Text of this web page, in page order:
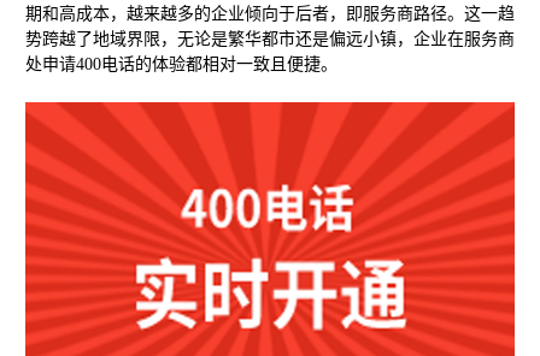
期和高成本，越来越多的企业倾向于后者，即服务商路径。这一趋
势跨越了地域界限，无论是繁华都市还是偏远小镇，企业在服务商
处申请400电话的体验都相对一致且便捷。